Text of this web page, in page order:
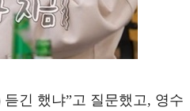
긴 했냐”고 질문했고, 영수